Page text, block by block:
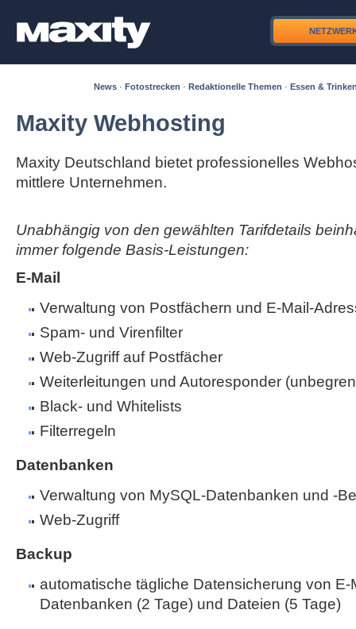
News · Fotostrecken · Redaktionelle Themen · Essen &
Maxity Webhosting
Maxity Deutschland bietet professionelles
mittlere Unternehmen.
Unabhängig von den gewählten Tarifdetails
immer folgende Basis-Leistungen:
E-Mail
Verwaltung von Postfächern und E-Mail-
Spam- und Virenfilter
Web-Zugriff auf Postfächer
Weiterleitungen und Autoresponder
Black- und Whitelists
Filterregeln
Datenbanken
Verwaltung von MySQL-Datenbanken und -
Web-Zugriff
Backup
automatische tägliche Datensicherung von E-
Datenbanken (2 Tage) und Dateien (5 Tage)